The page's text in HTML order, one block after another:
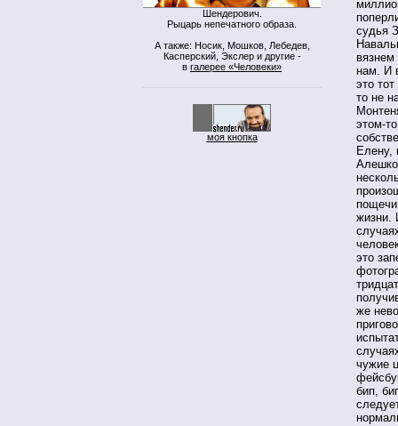
Шендерович.
Рыцарь непечатного образа.
А также: Носик, Мошков, Лебедев,
Касперский, Экслер и другие -
в галерее «Человеки»
моя кнопка
судья
нам. И
это
то не
этом-
Елену,
жизни.
это
же
чужие
бип,